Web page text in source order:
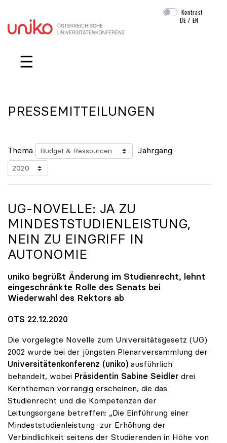
Navigation überspringen
Kontrast
DE /EN
☰
PRESSEMITTEILUNGEN
Thema Jahrgang:
UG-NOVELLE: JA ZU
MINDESTSTUDIENLEISTUNG,
NEIN ZU EINGRIFF IN
AUTONOMIE
uniko begrüßt Änderung im Studienrecht, lehnt
eingeschränkte Rolle des Senats bei
Wiederwahl des Rektors ab
OTS 22.12.2020
Die vorgelegte Novelle zum Universitätsgesetz (UG)
2002 wurde bei der jüngsten Plenarversammlung der
Universitätenkonferenz (uniko) ausführlich
behandelt, wobei Präsidentin Sabine Seidler drei
Kernthemen vorrangig erscheinen, die das
Studienrecht und die Kompetenzen der
Leitungsorgane betreffen: „Die Einführung einer
Mindeststudienleistung zur Erhöhung der
Verbindlichkeit seitens der Studierenden in Höhe von